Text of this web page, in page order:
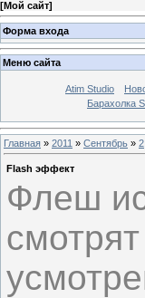
[Мой сайт]
Форма входа
Меню сайта
Atim Studio
Барахолка
Главная » 2011 » Сентябрь » 2
Flash эффект
Флеш